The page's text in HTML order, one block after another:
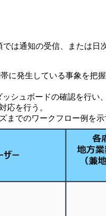
は通知の受信、または
に発生している事象を
シュボードの確認を行
応を行う。
でのワークフロー例を示